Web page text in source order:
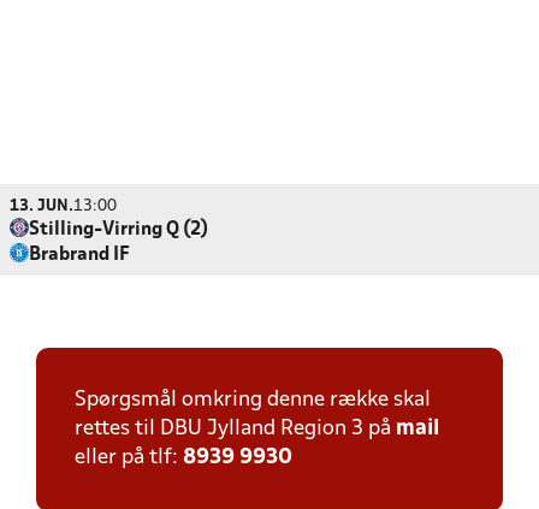
13. JUN.13:00
Stilling-Virring Q (2)
Brabrand IF
Spørgsmål omkring denne række skal
rettes til DBU Jylland Region 3 på mail
eller på tlf: 8939 9930